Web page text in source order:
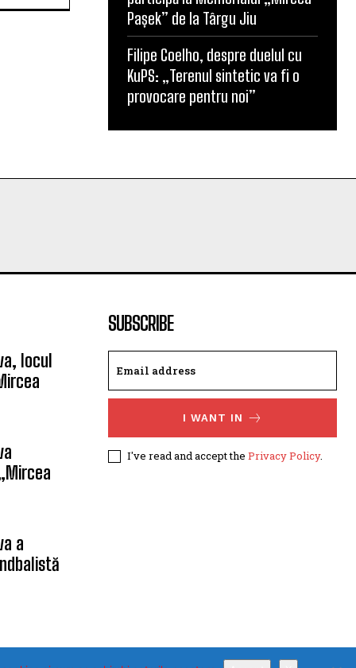
Pașek” de la Târgu Jiu
Filipe Coelho, despre duelul cu
KuPS: „Terenul sintetic va fi o
provocare pentru noi”
locul
a
SUBSCRIBE
I WANT IN
I've read and accept the Privacy Policy.